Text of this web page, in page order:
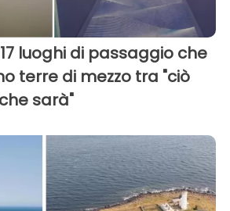
luoghi di passaggio che
terre di mezzo tra "ciò
sarà"